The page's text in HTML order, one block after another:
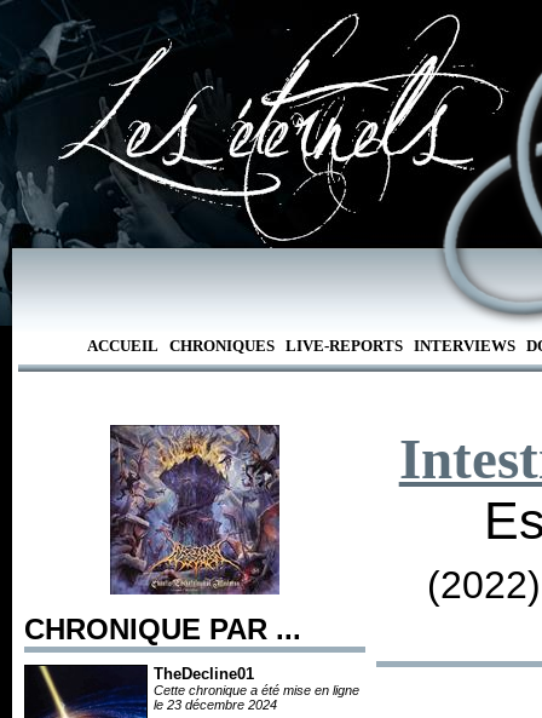
ACCUEIL CHRONIQUES LIVE-REPORTS INTERVIEWS
CHRONIQUE PAR ...
TheDecline01
Cette chronique a été mise en ligne
le 23 décembre 2024